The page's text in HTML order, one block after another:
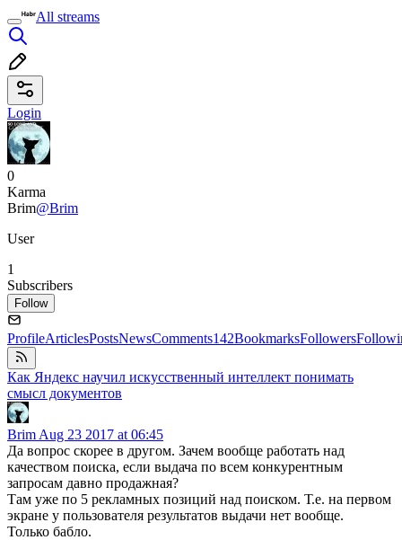
All streams
Login
0
Karma
Brim@Brim
User
1
Subscribers
Follow
ProfileArticlesPostsNewsComments142BookmarksFollowers
Как Яндекс научил искусственный интеллект понимать
смысл документов
Brim Aug 23 2017 at 06:45
Да вопрос скорее в другом. Зачем вообще работать над
качеством поиска, если выдача по всем конкурентным
запросам давно продажная?
Там уже по 5 рекламных позиций над поиском. Т.е. на первом
экране у пользователя результатов выдачи нет вообще.
Только бабло.